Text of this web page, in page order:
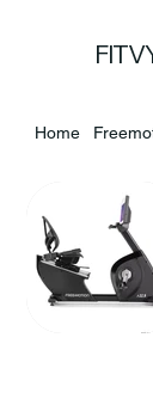
Home